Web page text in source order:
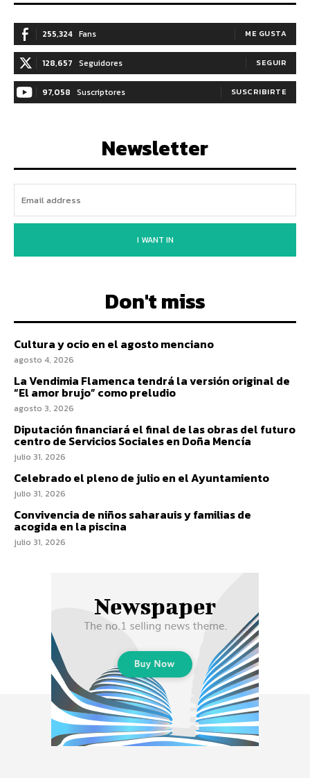
255,324 Fans ME GUSTA
128,657 Seguidores SEGUIR
97,058 Suscriptores SUSCRIBIRTE
Newsletter
I WANT IN
Don't miss
Cultura y ocio en el agosto menciano
agosto 4, 2026
La Vendimia Flamenca tendrá la versión original de
“El amor brujo” como preludio
agosto 3, 2026
Diputación financiará el final de las obras del futuro
centro de Servicios Sociales en Doña Mencía
julio 31, 2026
Celebrado el pleno de julio en el Ayuntamiento
julio 31, 2026
Convivencia de niños saharauis y familias de
acogida en la piscina
julio 31, 2026